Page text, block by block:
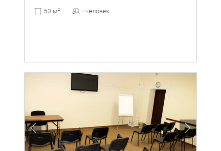
50 м2 - человек